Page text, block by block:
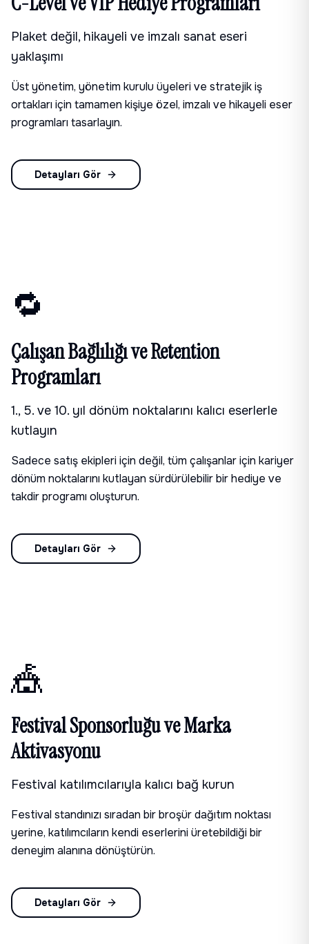
Plaket değil, hikayeli ve imzalı sanat eseri
yaklaşımı
Üst yönetim, yönetim kurulu üyeleri ve stratejik iş
ortakları için tamamen kişiye özel, imzalı ve hikayeli eser
programları tasarlayın.
Detayları Gör
🔁
Çalışan Bağlılığı ve Retention
Programları
1., 5. ve 10. yıl dönüm noktalarını kalıcı eserlerle
kutlayın
Sadece satış ekipleri için değil, tüm çalışanlar için kariyer
dönüm noktalarını kutlayan sürdürülebilir bir hediye ve
takdir programı oluşturun.
Detayları Gör
🎪
Festival Sponsorluğu ve Marka
Aktivasyonu
Festival katılımcılarıyla kalıcı bağ kurun
Festival standınızı sıradan bir broşür dağıtım noktası
yerine, katılımcıların kendi eserlerini üretebildiği bir
deneyim alanına dönüştürün.
Detayları Gör